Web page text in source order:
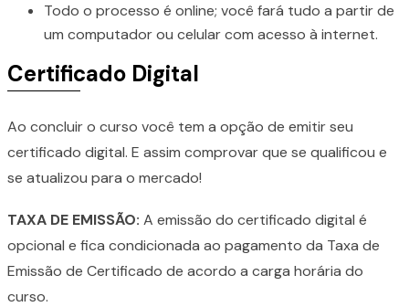
Todo o processo é online; você fará tudo a partir de
um computador ou celular com acesso à internet.
Certificado Digital
Ao concluir o curso você tem a opção de emitir seu
certificado digital. E assim comprovar que se qualificou e
se atualizou para o mercado!
TAXA DE EMISSÃO: A emissão do certificado digital é
opcional e fica condicionada ao pagamento da Taxa de
Emissão de Certificado de acordo a carga horária do
curso.